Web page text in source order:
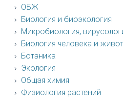
ОБЖ
Биология и биоэкология
Микробиология,
Биология человека и
Ботаника
Экология
Общая химия
Физиология растений